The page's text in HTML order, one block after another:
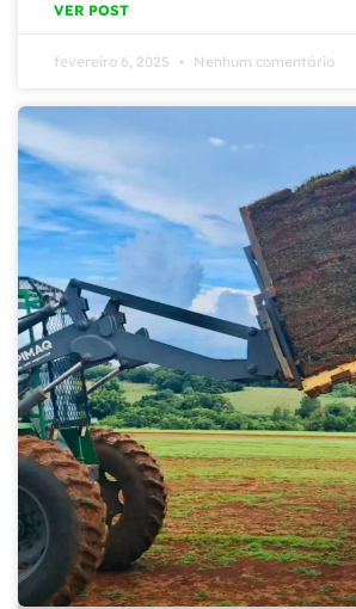
VER POST
fevereiro 6, 2025 Nenhum comentário